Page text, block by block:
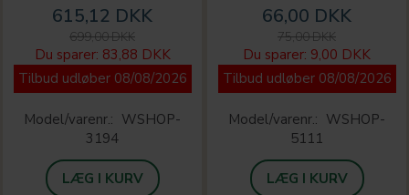
615,12 DKK
699,00 DKK
Du sparer: 83,88 DKK
Tilbud udløber 08/08/2026
Model/varenr.: WSHOP-
3194
LÆG I KURV
66,00 DKK
75,00 DKK
Du sparer: 9,00 DKK
Tilbud udløber 08/08/2026
Model/varenr.: WSHOP-
5111
LÆG I KURV